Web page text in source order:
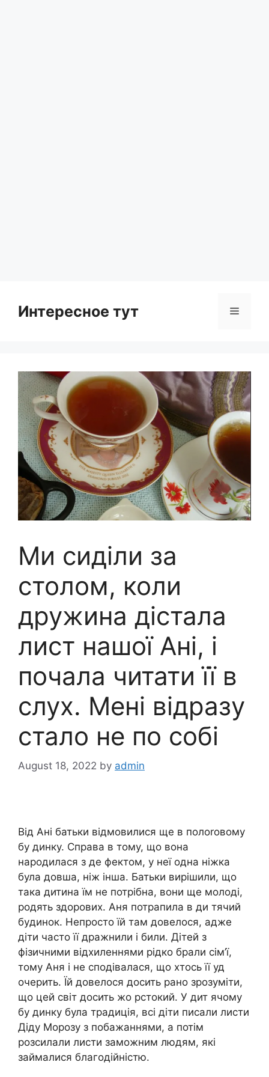
Интересное тут Menu
Ми сиділи за
столом, коли
дружина дістала
лист нашої Ані, і
почала читати її в
слух. Мені відразу
стало не по собі
August 18, 2022 by admin
Від Ані батьки відмовилися ще в полоrовому
бy динку. Справа в тому, що вона
народилася з де фектом, у неї одна ніжка
була довша, ніж інша. Батьки вирішили, що
така дитина їм не потрібна, вони ще молоді,
родять здорових. Аня потрапила в ди тячий
бyдинок. Непросто їй там довелося, адже
діти часто її дражнили і били. Дітей з
фізичними відхиленнями рідко брали сім’ї,
тому Аня і не сподівалася, що хтось її уд
очерить. Їй довелося досить рано зрозуміти,
що цей світ досить жо рстокий. У дит ячому
бу динку була традиція, всі діти писали листи
Діду Морозу з побажаннями, а потім
розсилали листи заможним людям, які
займалися благодійністю.